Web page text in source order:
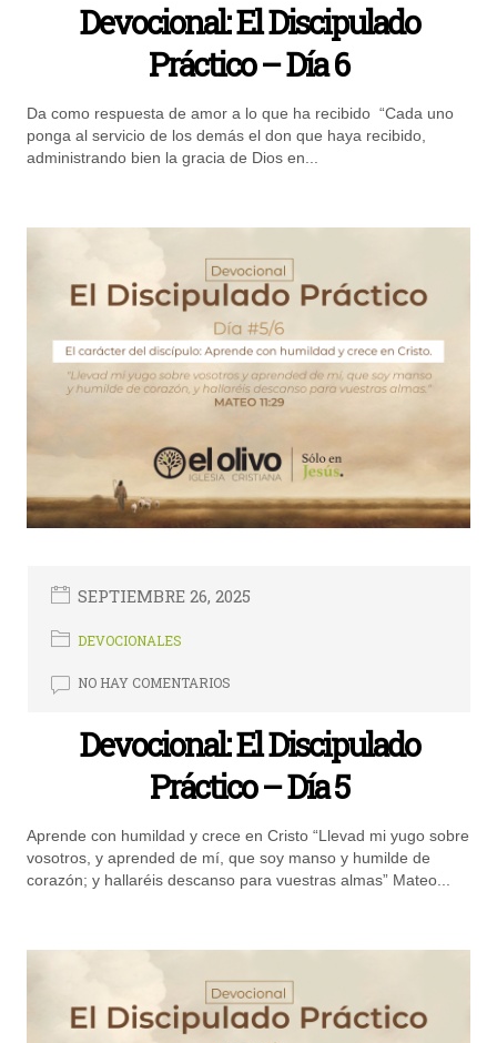
Devocional: El Discipulado
Práctico – Día 6
Da como respuesta de amor a lo que ha recibido “Cada uno
ponga al servicio de los demás el don que haya recibido,
administrando bien la gracia de Dios en...
SEPTIEMBRE 26, 2025
DEVOCIONALES
NO HAY COMENTARIOS
Devocional: El Discipulado
Práctico – Día 5
Aprende con humildad y crece en Cristo “Llevad mi yugo sobre
vosotros, y aprended de mí, que soy manso y humilde de
corazón; y hallaréis descanso para vuestras almas” Mateo...